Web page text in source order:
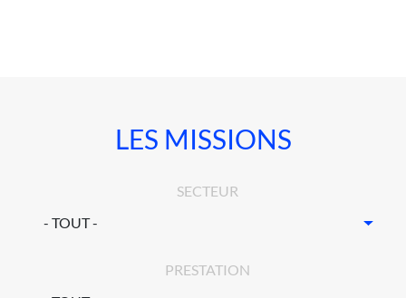
LES MISSIONS
SECTEUR
PRESTATION